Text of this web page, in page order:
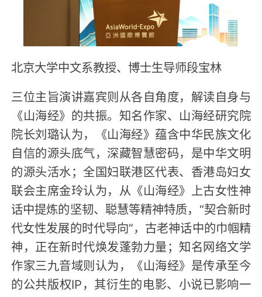
北京大学中文系教授、博士生导师段宝林
三位主旨演讲嘉宾则从各自角度，解读自身与
《山海经》的共振。知名作家、山海经研究院
院长刘璐认为，《山海经》蕴含中华民族文化
自信的源头底气，深藏智慧密码，是中华文明
的源头活水；全国妇联港区代表、香港岛妇女
联会主席金玲认为，从《山海经》上古女性神
话中提炼的坚韧、聪慧等精神特质，“契合新时
代女性发展的时代导向”，古老神话中的巾帼精
神，正在新时代焕发蓬勃力量；知名网络文学
作家三九音域则认为，《山海经》是传承至今
的公共版权IP，其衍生的电影、小说已影响一